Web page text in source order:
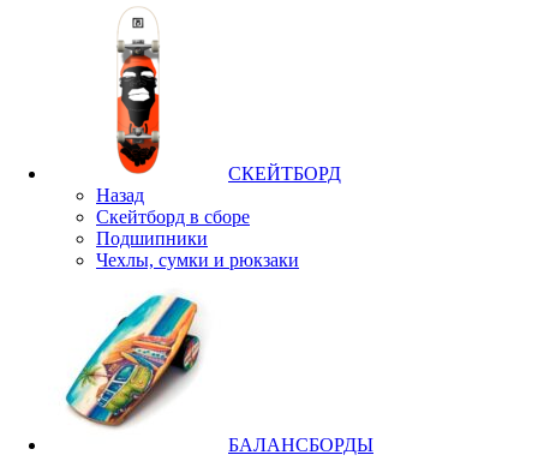
СКЕЙТБОРД
Назад
Скейтборд в сборе
Подшипники
Чехлы, сумки и рюкзаки
БАЛАНСБОРДЫ